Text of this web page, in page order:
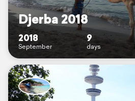
Djerba 2018
2018
September
9
days